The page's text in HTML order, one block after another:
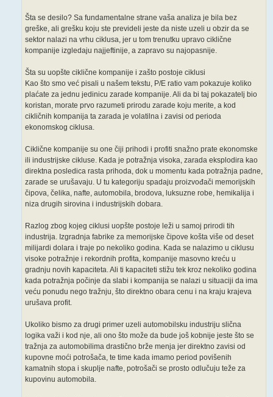
Šta se desilo? Sa fundamentalne strane vaša analiza je bila bez
greške, ali grešku koju ste prevideli jeste da niste uzeli u obzir da se
sektor nalazi na vrhu ciklusa, jer u tom trenutku upravo ciklične
kompanije izgledaju najjeftinije, a zapravo su najopasnije.
Šta su uopšte ciklične kompanije i zašto postoje ciklusi
Kao što smo već pisali u našem tekstu, P/E ratio vam pokazuje koliko
plaćate za jednu jedinicu zarade kompanije. Ali da bi taj pokazatelj bio
koristan, morate prvo razumeti prirodu zarade koju merite, a kod
cikličnih kompanija ta zarada je volatilna i zavisi od perioda
ekonomskog ciklusa.
Ciklične kompanije su one čiji prihodi i profiti snažno prate ekonomske
ili industrijske cikluse. Kada je potražnja visoka, zarada eksplodira kao
direktna posledica rasta prihoda, dok u momentu kada potražnja padne,
zarade se urušavaju. U tu kategoriju spadaju proizvođači memorijskih
čipova, čelika, nafte, automobila, brodova, luksuzne robe, hemikalija i
niza drugih sirovina i industrijskih dobara.
Razlog zbog kojeg ciklusi uopšte postoje leži u samoj prirodi tih
industrija. Izgradnja fabrike za memorijske čipove košta više od deset
milijardi dolara i traje po nekoliko godina. Kada se nalazimo u ciklusu
visoke potražnje i rekordnih profita, kompanije masovno kreću u
gradnju novih kapaciteta. Ali ti kapaciteti stižu tek kroz nekoliko godina
kada potražnja počinje da slabi i kompanija se nalazi u situaciji da ima
veću ponudu nego tražnju, što direktno obara cenu i na kraju krajeva
urušava profit.
Ukoliko bismo za drugi primer uzeli automobilsku industriju slična
logika važi i kod nje, ali ono što može da bude još kobnije jeste što se
tražnja za automobilima drastično brže menja jer direktno zavisi od
kupovne moći potrošača, te time kada imamo period povišenih
kamatnih stopa i skuplje nafte, potrošači se prosto odlučuju teže za
kupovinu automobila.